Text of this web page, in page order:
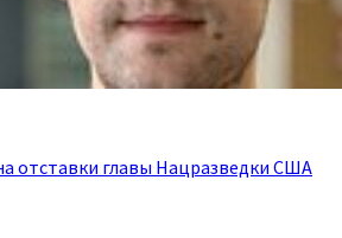
отставки главы Нацразведки США